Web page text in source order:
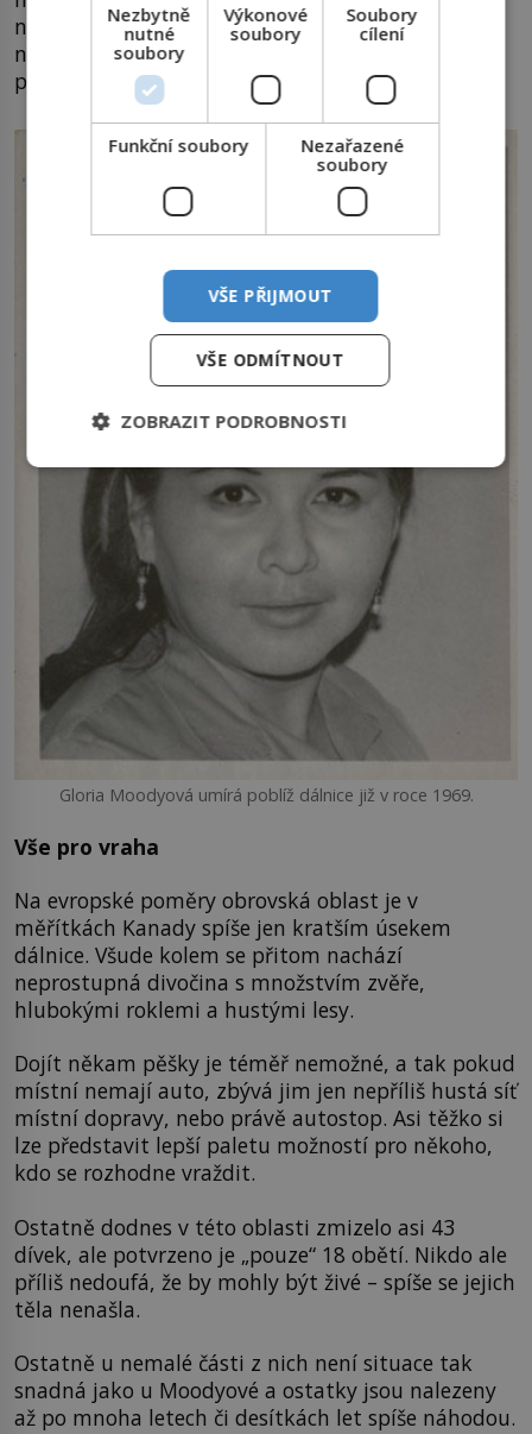
na nějaké kolem jedoucí auto? Vše tomu
nasvědčuje. Nikdo ale v tu chvíli netuší, že
podobných nálezů je čeká ještě tolik.
Gloria Moodyová umírá poblíž dálnice již v roce 1969.
Vše pro vraha
Na evropské poměry obrovská oblast je v
měřítkách Kanady spíše jen kratším úsekem
dálnice. Všude kolem se přitom nachází
neprostupná divočina s množstvím zvěře,
hlubokými roklemi a hustými lesy.
Dojít někam pěšky je téměř nemožné, a tak pokud
místní nemají auto, zbývá jim jen nepříliš hustá síť
místní dopravy, nebo právě autostop. Asi těžko si
lze představit lepší paletu možností pro někoho,
kdo se rozhodne vraždit.
Ostatně dodnes v této oblasti zmizelo asi 43
dívek, ale potvrzeno je „pouze“ 18 obětí. Nikdo ale
příliš nedoufá, že by mohly být živé – spíše se jejich
těla nenašla.
Ostatně u nemalé části z nich není situace tak
snadná jako u Moodyové a ostatky jsou nalezeny
až po mnoha letech či desítkách let spíše náhodou.
Nezbytně
nutné
soubory
Výkonové
soubory
Soubory
cílení
Funkční soubory
Nezařazené
soubory
VŠE PŘIJMOUT
VŠE ODMÍTNOUT
ZOBRAZIT PODROBNOSTI